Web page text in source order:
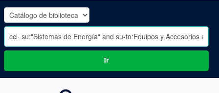
OLADE
-
Ir